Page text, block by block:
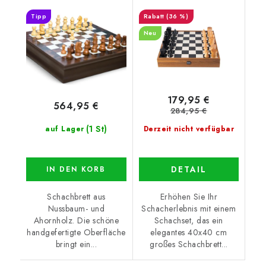
Tipp
auf Lager (1 St)
564,95 €
IN DEN KORB
Schachbrett aus
Nussbaum- und
Ahornholz. Die schöne
handgefertigte Oberfläche
bringt ein...
(36 %)
Neu
Derzeit nicht verfügbar
179,95 €
284,95 €
DETAIL
Erhöhen Sie Ihr
Schacherlebnis mit einem
Schachset, das ein
elegantes 40x40 cm
großes Schachbrett...